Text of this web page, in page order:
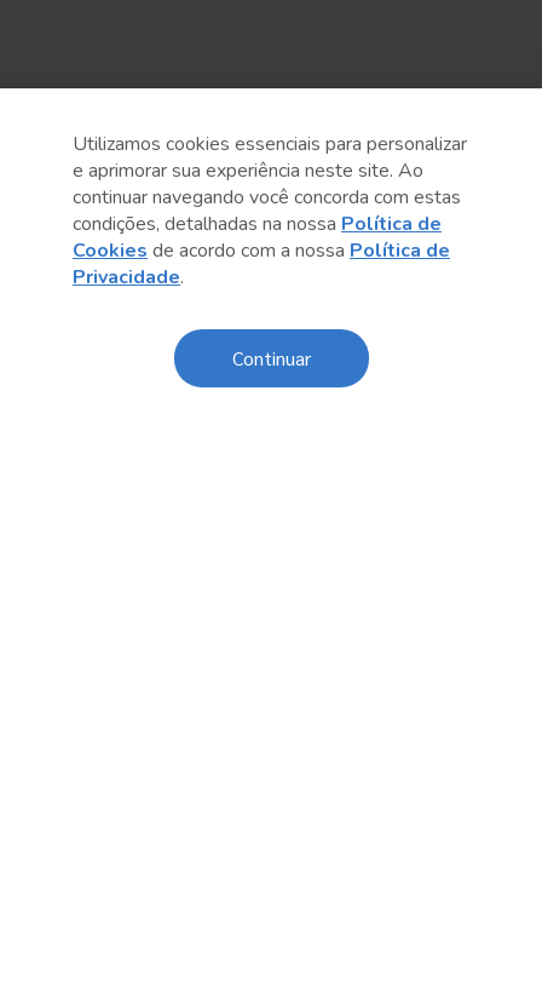
Central de Relacionamento
Transparência
Código de Conduta e Ética
Utilizamos cookies essenciais para personalizar
e aprimorar sua experiência neste site. Ao
continuar navegando você concorda com estas
condições, detalhadas na nossa Política de
Cookies de acordo com a nossa Política de
Privacidade.
Continuar